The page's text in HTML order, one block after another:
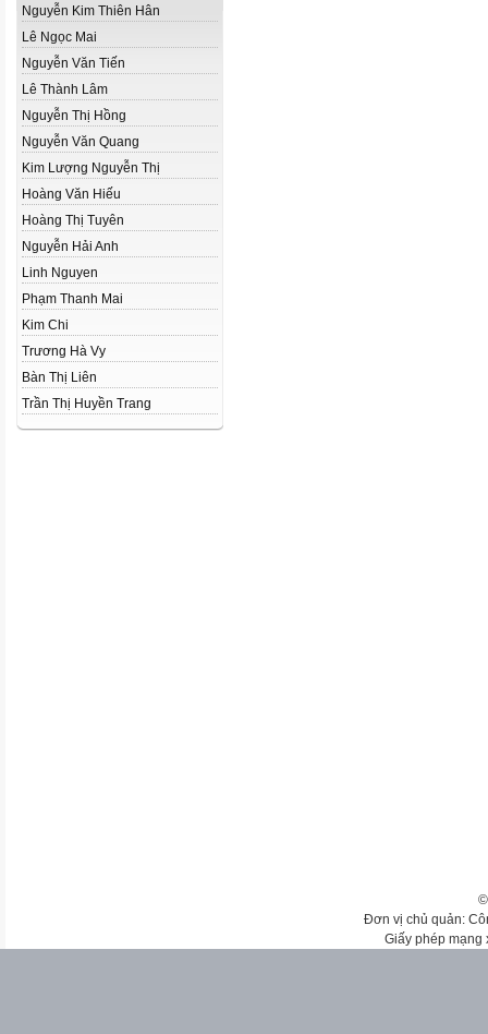
Nguyễn Kim Thiên Hân
Lê Ngọc Mai
Nguyễn Văn Tiến
Lê Thành Lâm
Nguyễn Thị Hồng
Nguyễn Văn Quang
Kim Lượng Nguyễn Thị
Hoàng Văn Hiếu
Hoàng Thị Tuyên
Nguyễn Hải Anh
Linh Nguyen
Phạm Thanh Mai
Kim Chi
Trương Hà Vy
Bàn Thị Liên
Trần Thị Huyền Trang
Đơn vị chủ quản:
Giấy phép mạng